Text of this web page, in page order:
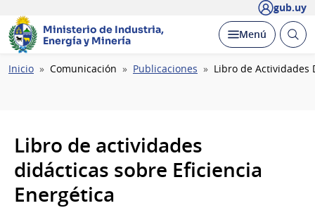
gub.uy
Ministerio de Industria,
Energía y Minería
Desplegar
Menú Abrir
Ruta
Inicio Comunicación Publicaciones Libro de Actividades
Libro de actividades
didácticas sobre Eficiencia
Energética